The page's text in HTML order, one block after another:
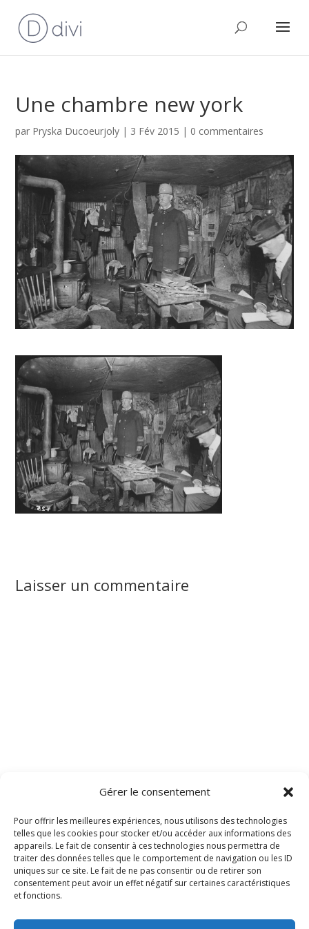
Gérer le consentement
Pour offrir les meilleures expériences, nous utilisons des technologies
telles que les cookies pour stocker et/ou accéder aux informations des
appareils. Le fait de consentir à ces technologies nous permettra de
traiter des données telles que le comportement de navigation ou les ID
uniques sur ce site. Le fait de ne pas consentir ou de retirer son
consentement peut avoir un effet négatif sur certaines caractéristiques
et fonctions.
Une chambre new york
par Pryska Ducoeurjoly | 3 Fév 2015 | 0 commentaires
Laisser un commentaire